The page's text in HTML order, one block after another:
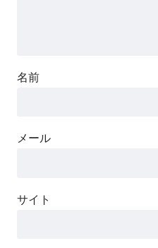
名前
メール
サイト